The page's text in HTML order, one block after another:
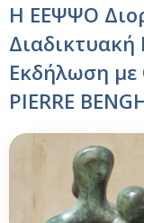
Η ΕΕΨΨΟ
Διαδικτυακή
Εκδήλωση με
PIERRE